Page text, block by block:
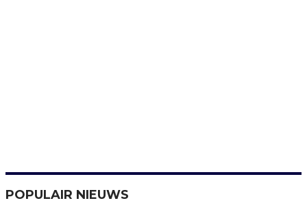
POPULAIR NIEUWS